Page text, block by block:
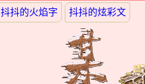
抖抖的火焰字 抖抖的炫彩文